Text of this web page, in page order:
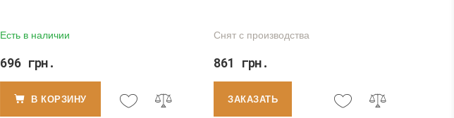
Есть в наличии
696 грн.
В КОРЗИНУ
Снят с производства
861 грн.
ЗАКАЗАТЬ